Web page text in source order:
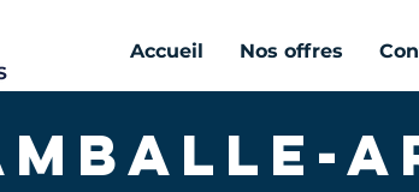
Accueil Nos offres